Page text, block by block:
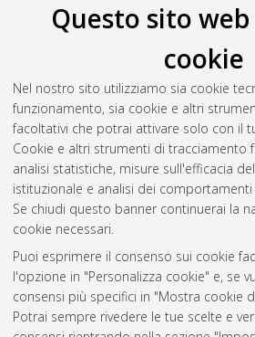
Questo sito
cookie
Nel nostro sito utilizziamo sia cookie
funzionamento, sia cookie e altri
facoltativi che potrai attivare solo con il
Cookie e altri strumenti di tracciamento
analisi statistiche, misure sull'efficacia
istituzionale e analisi dei
Se chiudi questo banner continuerai la
cookie necessari.
Puoi esprimere il consenso sui cookie
l'opzione in "Personalizza cookie" e, se
consensi più specifici in "Mostra cookie
Potrai sempre rivedere le tue scelte e
Gestione del
Atom
Rss 1.0
Rss 2.0